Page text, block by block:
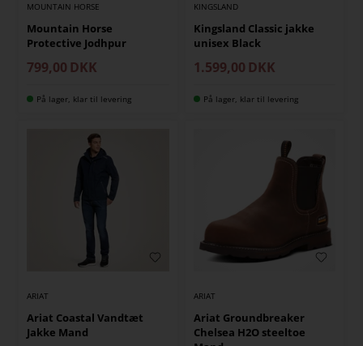
MOUNTAIN HORSE
Mountain Horse
Protective Jodhpur
799,00 DKK
På lager, klar til levering
KINGSLAND
Kingsland Classic jakke
unisex Black
1.599,00 DKK
På lager, klar til levering
ARIAT
Ariat Coastal Vandtæt
Jakke Mand
ARIAT
Ariat Groundbreaker
Chelsea H2O steeltoe